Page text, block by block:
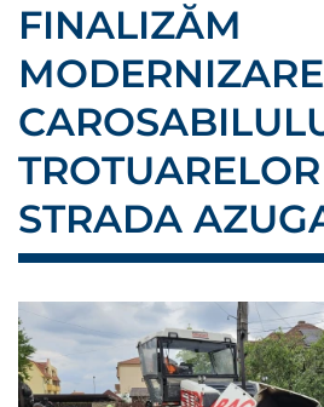
FINALIZĂM
STRADA